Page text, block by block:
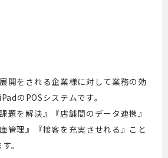
開をされる企業様に対して業務の効
のPOSシステムです。
題を解決』『店舗間のデータ連携』
管理』『接客を充実させれる』こと
。